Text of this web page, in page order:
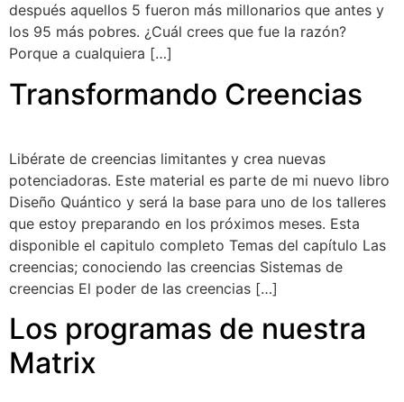
después aquellos 5 fueron más millonarios que antes y
los 95 más pobres. ¿Cuál crees que fue la razón?
Porque a cualquiera […]
Transformando Creencias
Libérate de creencias limitantes y crea nuevas
potenciadoras. Este material es parte de mi nuevo libro
Diseño Quántico y será la base para uno de los talleres
que estoy preparando en los próximos meses. Esta
disponible el capitulo completo Temas del capítulo Las
creencias; conociendo las creencias Sistemas de
creencias El poder de las creencias […]
Los programas de nuestra
Matrix